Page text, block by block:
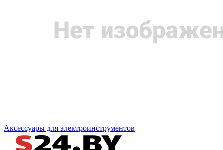
Аксессуары для электроинструментов